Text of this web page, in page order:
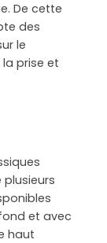
De cette
des
le
prise et
plusieurs
et avec
haut